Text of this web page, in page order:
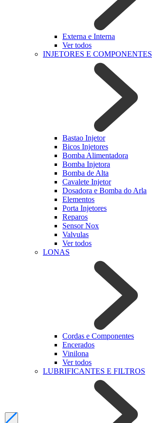
Externa e Interna
Ver todos
INJETORES E COMPONENTES
Bastao Injetor
Bicos Injetores
Bomba Alimentadora
Bomba Injetora
Bomba de Alta
Cavalete Injetor
Dosadora e Bomba do Arla
Elementos
Porta Injetores
Reparos
Sensor Nox
Valvulas
Ver todos
LONAS
Cordas e Componentes
Encerados
Vinilona
Ver todos
LUBRIFICANTES E FILTROS